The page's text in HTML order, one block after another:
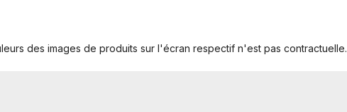
des images de produits sur l'écran respectif n'est pas contractuelle.